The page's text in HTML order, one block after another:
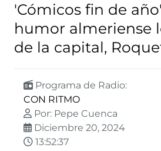
'Cómicos fin de
humor almeriense
de la capital,
Programa de Radio:
CON RITMO
Por: Pepe Cuenca
Diciembre 20, 2024
13:52:37